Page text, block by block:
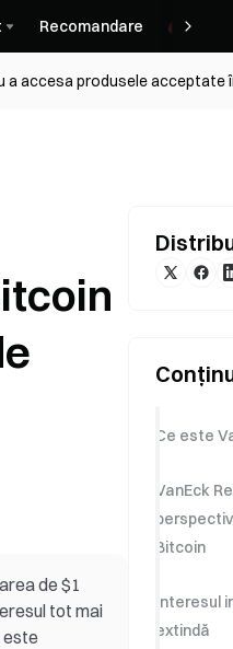
Recomandare
accesa produsele acceptate
de $1
tot mai
este
Ce este
VanEck
Bitcoin
Interesul
extindă